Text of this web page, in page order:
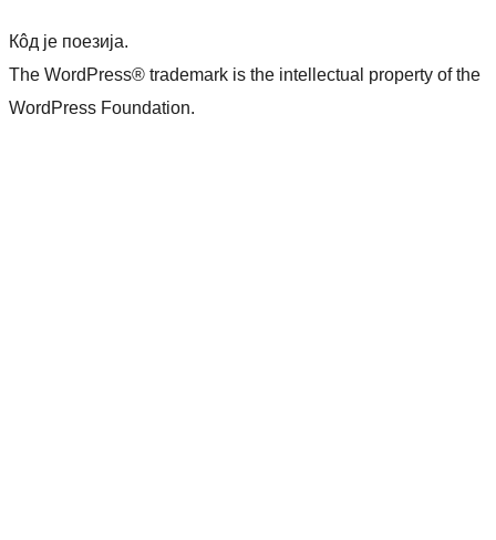
Кôд је поезија.
The WordPress® trademark is the intellectual property of the
WordPress Foundation.